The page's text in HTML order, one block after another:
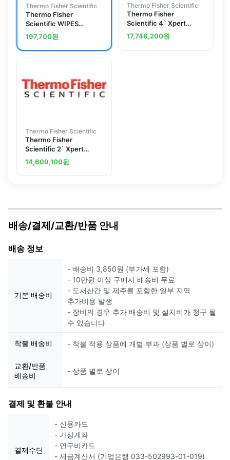
Thermo Fisher Scientific
Thermo Fisher
Scientific WIPES
HOLDER (3927800)
197,700원
Thermo Fisher Scientific
Thermo Fisher
Scientific 4` Xpert
Filtered Balance Syst
(3950420)
17,746,200원
Thermo Fisher Scientific
Thermo Fisher
Scientific 2` Xpert
Filtered Balance System
230V 50/60HZ
14,609,100원
배송/결제/교환/반품 안내
배송 정보
기본 배송비
- 배송비 3,850원 (부가세 포함)
- 10만원 이상 구매시 배송비 무료
- 도서산간 및 제주를 포함한 일부 지역
추가비용 발생
- 장비의 경우 추가 배송비 및 설치비가 청구 될
수 있습니다
착불 배송비 - 착불 적용 상품에 개별 부과 (상품 별로 상이)
교환/반품
배송비
- 상품 별로 상이
결제 및 환불 안내
결제수단
- 신용카드
- 가상계좌
- 연구비카드
- 세금계산서 (기업은행 033-502993-01-019)